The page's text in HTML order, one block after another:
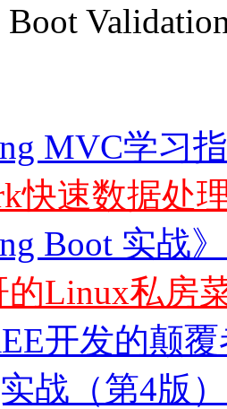
Boot
MVC学习
快速数据处
Boot 实战
的Linux私房
开发的颠
战（第4版